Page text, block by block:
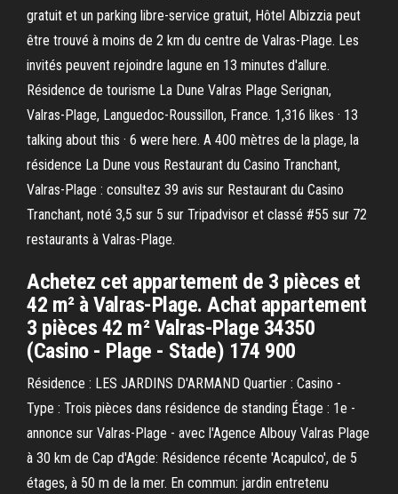
gratuit et un parking libre-service gratuit, Hôtel Albizzia peut
être trouvé à moins de 2 km du centre de Valras-Plage. Les
invités peuvent rejoindre lagune en 13 minutes d'allure.
Résidence de tourisme La Dune Valras Plage Serignan,
Valras-Plage, Languedoc-Roussillon, France. 1,316 likes · 13
talking about this · 6 were here. A 400 mètres de la plage, la
résidence La Dune vous Restaurant du Casino Tranchant,
Valras-Plage : consultez 39 avis sur Restaurant du Casino
Tranchant, noté 3,5 sur 5 sur Tripadvisor et classé #55 sur 72
restaurants à Valras-Plage.
Achetez cet appartement de 3 pièces et
42 m² à Valras-Plage. Achat appartement
3 pièces 42 m² Valras-Plage 34350
(Casino - Plage - Stade) 174 900
Résidence : LES JARDINS D'ARMAND Quartier : Casino -
Type : Trois pièces dans résidence de standing Étage : 1e -
annonce sur Valras-Plage - avec l'Agence Albouy Valras Plage
à 30 km de Cap d'Agde: Résidence récente 'Acapulco', de 5
étages, à 50 m de la mer. En commun: jardin entretenu